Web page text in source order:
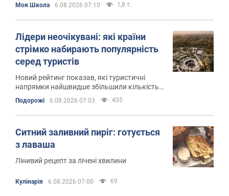
Моя Школа 6.08.2026 07:10 1,8 т.
Лідери неочікувані: які країни
стрімко набирають популярність
серед туристів
Новий рейтинг показав, які туристичні
напрямки найшвидше збільшили кількість
іноземних відвідувачів
Подорожі 6.08.2026 07:03 435
Ситний заливний пиріг: готується
з лаваша
Лінивий рецепт за лічені хвилини
Кулінарія 6.08.2026 07:00 69